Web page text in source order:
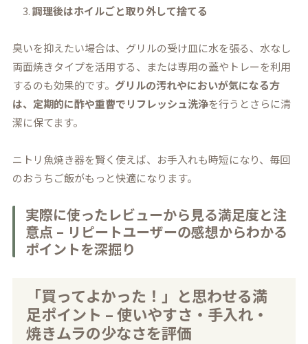
調理後はホイルごと取り外して捨てる
臭いを抑えたい場合は、グリルの受け皿に水を張る、水なし
両面焼きタイプを活用する、または専用の蓋やトレーを利用
するのも効果的です。 グリルの汚れやにおいが気になる方
は、定期的に酢や重曹でリフレッシュ洗浄を行うとさらに清
潔に保てます。
ニトリ魚焼き器を賢く使えば、お手入れも時短になり、毎回
のおうちご飯がもっと快適になります。
実際に使ったレビューから見る満足度と注
意点 – リピートユーザーの感想からわかる
ポイントを深掘り
「買ってよかった！」と思わせる満
足ポイント – 使いやすさ・手入れ・
焼きムラの少なさを評価